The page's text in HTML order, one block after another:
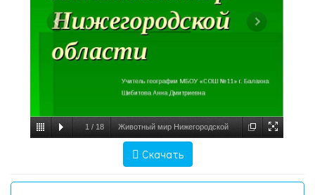
1 / 18 Животный мир Нижегородской
Скачать